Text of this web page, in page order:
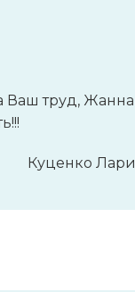
Ваш труд,
Куценко